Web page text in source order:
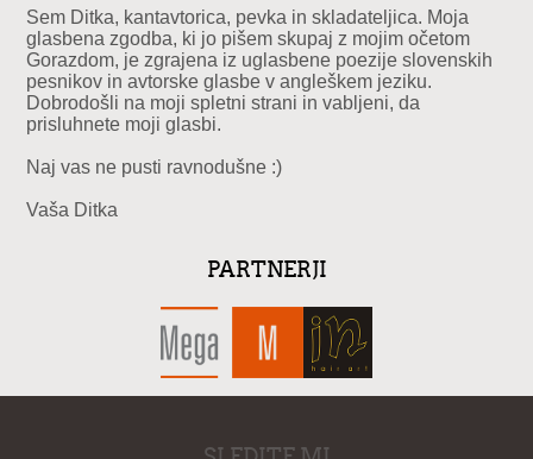
Sem Ditka, kantavtorica, pevka in skladateljica. Moja
glasbena zgodba, ki jo pišem skupaj z mojim očetom
Gorazdom, je zgrajena iz uglasbene poezije slovenskih
pesnikov in avtorske glasbe v angleškem jeziku.
Dobrodošli na moji spletni strani in vabljeni, da
prisluhnete moji glasbi.
Naj vas ne pusti ravnodušne :)
Vaša Ditka
PARTNERJI